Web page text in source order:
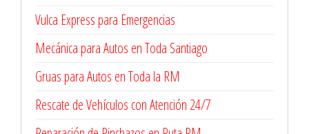
Vulca Express para Emergencias
Mecánica para Autos en Toda Santiago
Gruas para Autos en Toda la RM
Rescate de Vehículos con Atención 24/7